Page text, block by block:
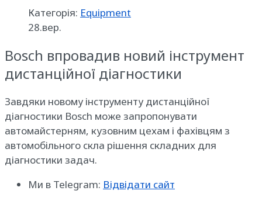
Категорія: Equipment
28.вер.
Bosch впровадив новий інструмент
дистанційної діагностики
Завдяки новому інструменту дистанційної
діагностики Bosch може запропонувати
автомайстерням, кузовним цехам і фахівцям з
автомобільного скла рішення складних для
діагностики задач.
Ми в Telegram: Відвідати сайт